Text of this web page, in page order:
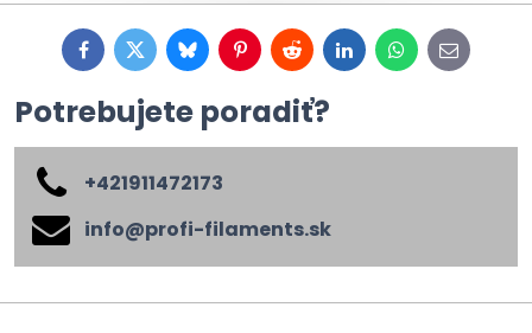
FacebookTwitterBlueskyPinterestRedditLinkedInWhatsApp
E-
mail
Potrebujete poradiť?
+421911472173
info​@profi-filaments​.sk